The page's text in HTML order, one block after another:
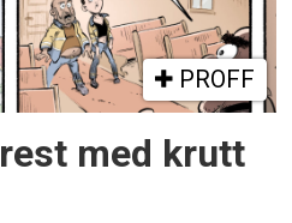
PROFF
med krutt